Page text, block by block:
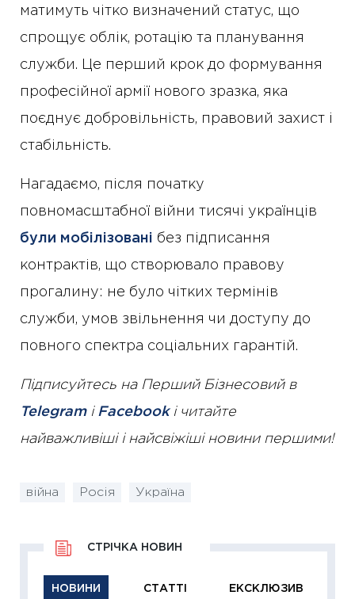
матимуть чітко визначений статус, що
спрощує облік, ротацію та планування
служби. Це перший крок до формування
професійної армії нового зразка, яка
поєднує добровільність, правовий захист і
стабільність.
Нагадаємо, після початку
повномасштабної війни тисячі українців
були мобілізовані без підписання
контрактів, що створювало правову
прогалину: не було чітких термінів
служби, умов звільнення чи доступу до
повного спектра соціальних гарантій.
Підписуйтесь на Перший Бізнесовий в
Telegramі Facebookі читайте
найважливіші і найсвіжіші новини першими!
війна Росія Україна
НОВИНИ СТАТТІ ЕКСКЛЮЗИВ
СТРІЧКА НОВИН